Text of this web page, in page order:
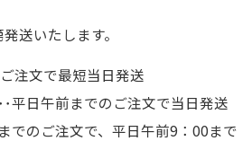
送いたします。
注文で最短当日発送
平日午前までのご注文で当日発送
でのご注文で、平日午前9：00まで